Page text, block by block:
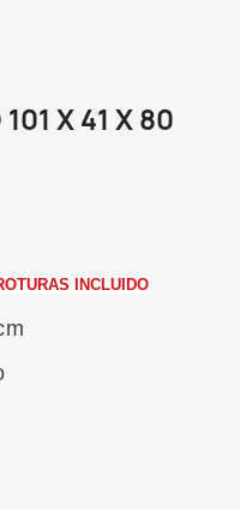
X 41 X 80
INCLUIDO